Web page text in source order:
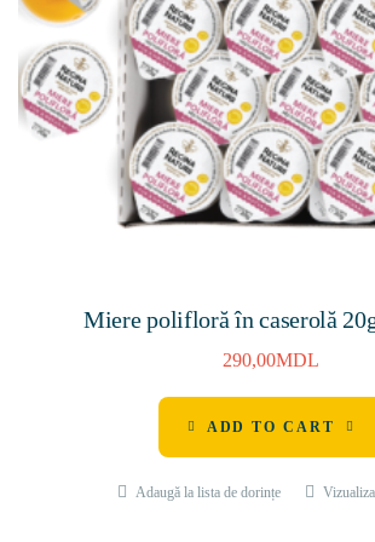
Miere polifloră în caserolă
290,00MDL
ADD TO CART
Adaugă la lista de dorințe